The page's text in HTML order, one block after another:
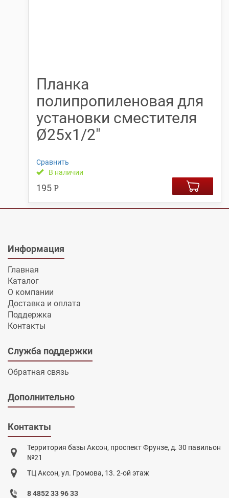
Планка
полипропиленовая для
установки сместителя
Ø25х1/2″
Сравнить
В наличии
195 Р
Информация
Главная
Каталог
О компании
Доставка и оплата
Поддержка
Контакты
Служба поддержки
Обратная связь
Дополнительно
Контакты
Территория базы Аксон, проспект Фрунзе, д. 30 павильон
№21
ТЦ Аксон, ул. Громова, 13. 2-ой этаж
8 4852 33 96 33